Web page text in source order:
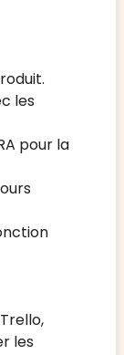
les
pour la
les